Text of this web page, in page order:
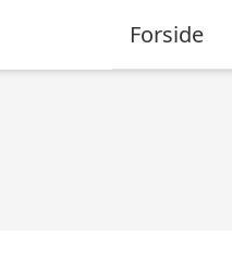
Forside